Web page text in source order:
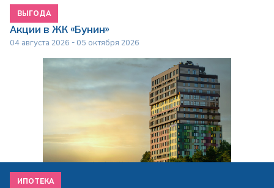
ВЫГОДА
Акции в ЖК «Бунин»
04 августа 2026 - 05 октября 2026
ИПОТЕКА